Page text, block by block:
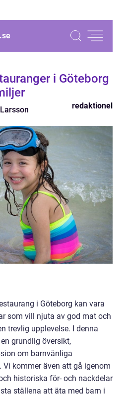
se
i Göteborg
redaktionel
i Göteborg kan vara
som vill njuta av god mat och
trevlig upplevelse. I denna
grundlig översikt,
om barnvänliga
Vi kommer även att gå igenom
historiska för- och nackdelar
ställena att äta med barn i